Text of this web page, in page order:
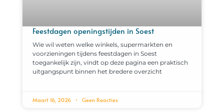
Feestdagen openingstijden in Soest
Wie wil weten welke winkels, supermarkten en
voorzieningen tijdens feestdagen in Soest
toegankelijk zijn, vindt op deze pagina een praktisch
uitgangspunt binnen het bredere overzicht
Maart 16, 2026 Geen Reacties